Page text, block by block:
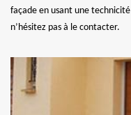
façade en usant une
n’hésitez pas à le contacter.